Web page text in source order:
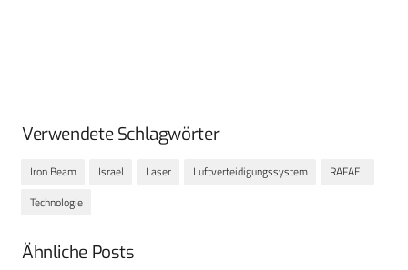
Verwendete Schlagwörter
Iron Beam Israel Laser Luftverteidigungssystem
RAFAEL
Technologie
Ähnliche Posts